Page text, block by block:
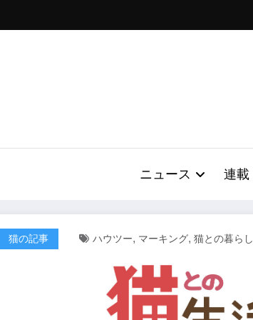
ニュース 連載
猫の記事 ハウツー, マーキング, 猫との暮らし